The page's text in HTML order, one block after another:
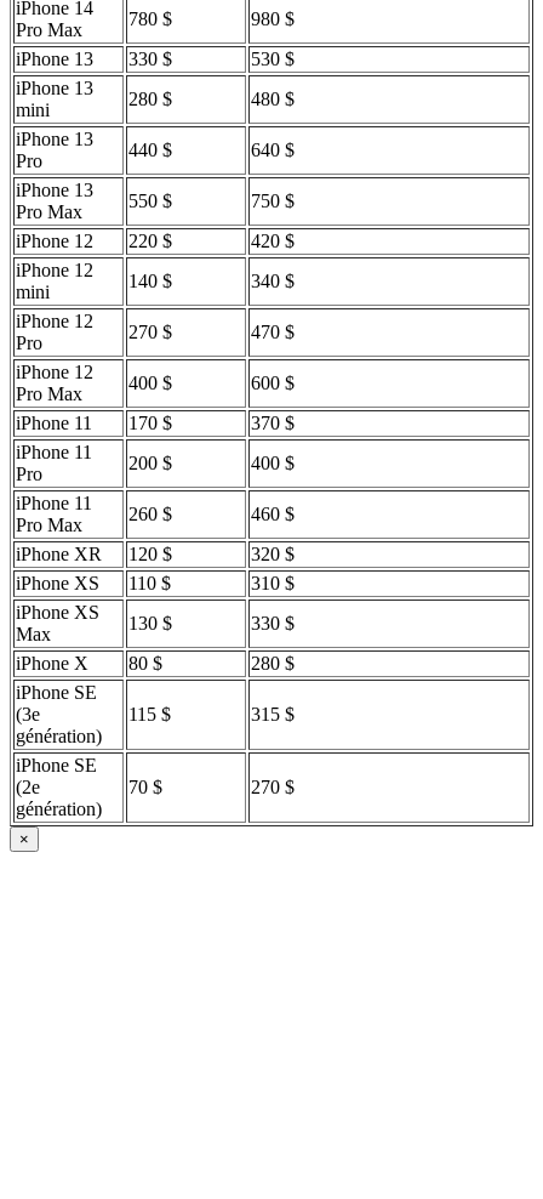
iPhone 14
Pro Max
780 $
980 $
iPhone 13
330 $
530 $
iPhone 13
mini
280 $
480 $
iPhone 13
Pro
440 $
640 $
iPhone 13
Pro Max
550 $
750 $
iPhone 12
220 $
420 $
iPhone 12
mini
140 $
340 $
iPhone 12
Pro
270 $
470 $
iPhone 12
Pro Max
400 $
600 $
iPhone 11
170 $
370 $
iPhone 11
Pro
200 $
400 $
iPhone 11
Pro Max
260 $
460 $
iPhone XR
120 $
320 $
iPhone XS
110 $
310 $
iPhone XS
Max
130 $
330 $
iPhone X
80 $
280 $
iPhone SE
(3e
génération)
115 $ 315 $
iPhone SE
(2e
génération)
70 $ 270 $
×